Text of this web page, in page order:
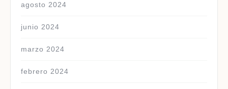
agosto 2024
junio 2024
marzo 2024
febrero 2024